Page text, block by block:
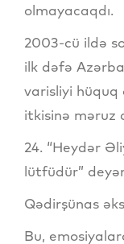
olmayacaqdı.
2003-cü ildə
ilk dəfə
varisliyi hüquq
itkisinə məruz
24. “Heydər
lütfüdür”
Qədirşünas
Bu,